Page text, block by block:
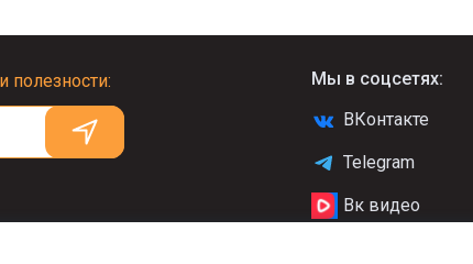
полезности:
Мы в соцсетях:
ВКонтакте
Telegram
Вк видео